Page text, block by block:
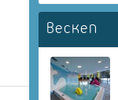
Becken